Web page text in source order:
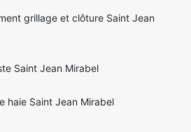
grillage et clôture Saint Jean
Saint Jean Mirabel
haie Saint Jean Mirabel